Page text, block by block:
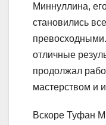
Миннуллина,
становились
отличные
продолжал
мастерством и
Вскоре Туфан